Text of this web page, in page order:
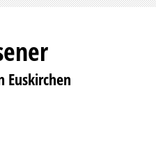
Euskirchen